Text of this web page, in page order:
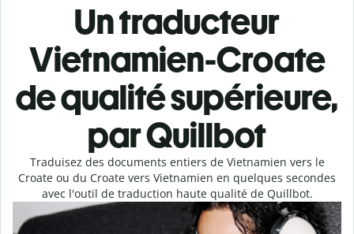
Un traducteur
Vietnamien-Croate
de qualité supérieure,
par Quillbot
Traduisez des documents entiers de Vietnamien vers le
Croate ou du Croate vers Vietnamien en quelques secondes
avec l'outil de traduction haute qualité de Quillbot.